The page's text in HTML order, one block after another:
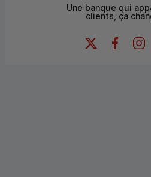
Une banque qui
clients, ça
X (Twitter) -